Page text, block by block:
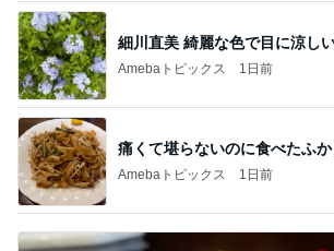
細川直美 綺麗な色で目に涼し
Amebaトピックス 1日前
痛くて堪らないのに食べたふ
Amebaトピックス 1日前